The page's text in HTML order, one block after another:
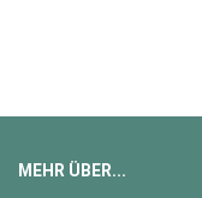
MEHR ÜBER...